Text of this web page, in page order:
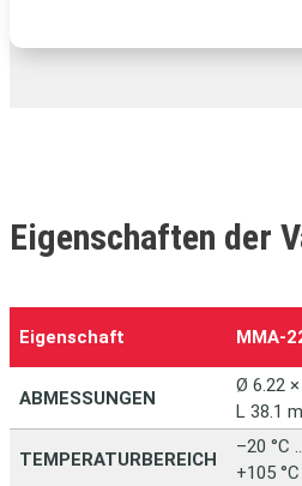
Eigenschaften der
Eigenschaft
ABMESSUNGEN
Ø 6.22 ×
L 38.1
TEMPERATURBEREICH
–20 °C
+105 °C